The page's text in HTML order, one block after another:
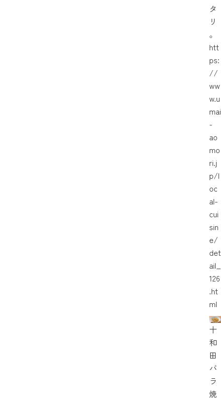
タ
リ
。
htt
ps:
//
ww
w.u
mai
-
ao
mo
ri.j
p/l
oc
al-
cui
sin
e/
det
ail_
126
.ht
ml
十
和
田
バ
ラ
焼